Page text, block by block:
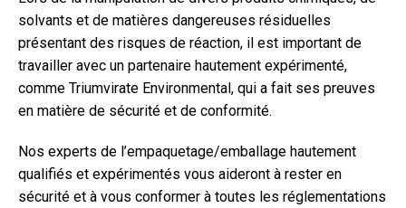
solvants et de matières dangereuses résiduelles
présentant des risques de réaction, il est important de
travailler avec un partenaire hautement expérimenté,
comme Triumvirate Environmental, qui a fait ses preuves
en matière de sécurité et de conformité.
Nos experts de l’empaquetage/emballage hautement
qualifiés et expérimentés vous aideront à rester en
sécurité et à vous conformer à toutes les réglementations